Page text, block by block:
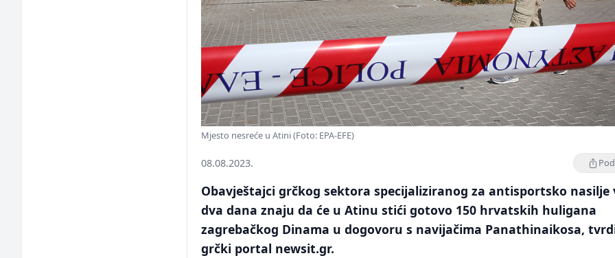
Mjesto nesreće u Atini (Foto: EPA-EFE)
08.08.2023.
Obavještajci grčkog sektora specijaliziranog za antisportsko nasilje
dva dana znaju da će u Atinu stići gotovo 150 hrvatskih huligana
zagrebačkog Dinama u dogovoru s navijačima Panathinaikosa,
grčki portal newsit.gr.